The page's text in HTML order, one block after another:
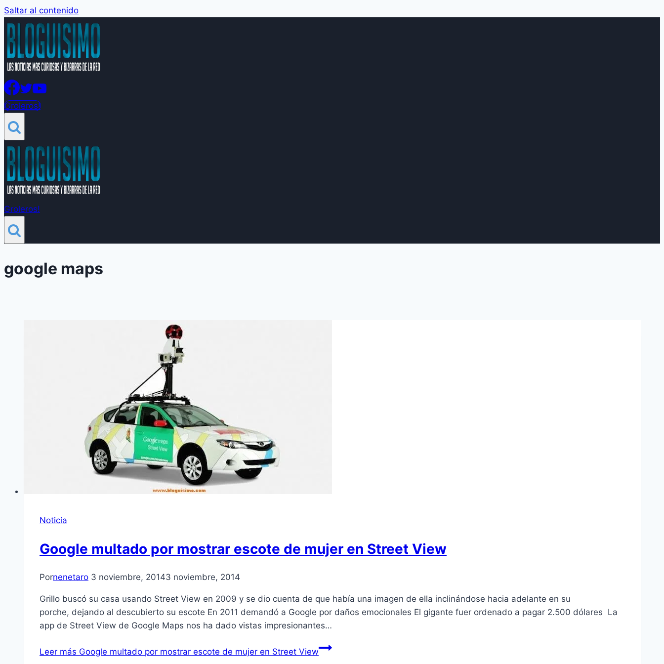
Saltar al contenido
Groleros!
Groleros!
google maps
Noticia
Google multado por mostrar escote de mujer en Street View
Pornenetaro 3 noviembre, 20143 noviembre, 2014
Grillo buscó su casa usando Street View en 2009 y se dio cuenta de que había una imagen de ella inclinándose hacia adelante en su
porche, dejando al descubierto su escote En 2011 demandó a Google por daños emocionales El gigante fuer ordenado a pagar 2.500 dólares La
app de Street View de Google Maps nos ha dado vistas impresionantes…
Leer más Google multado por mostrar escote de mujer en Street View